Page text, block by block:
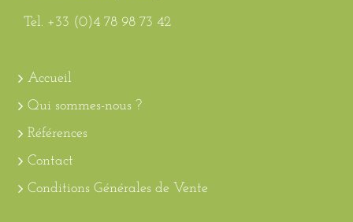
Tel. +33 (0)4 78 98 73 42
Accueil
Qui sommes-nous ?
Références
Contact
Conditions Générales de Vente